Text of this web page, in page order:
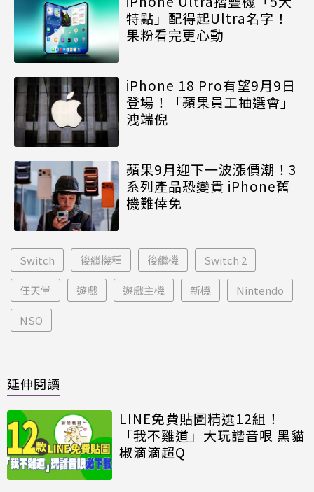
特點」配得起Ultra名字！
果粉看完更心動
iPhone 18 Pro有望9月9日
登場！「蘋果員工抽選會」
洩端倪
蘋果9月迎下一波漲價潮！3
系列產品恐變貴 iPhone舊
機難倖免
Switch 後繼機種 後繼機 Switch 2
任天堂 遊戲 遊戲主機 新機 Nintendo
NSO
延伸閱讀
LINE免費貼圖精選12組！
「我不雞道」大玩諧音哏 黑貓
椒滴滴超Q